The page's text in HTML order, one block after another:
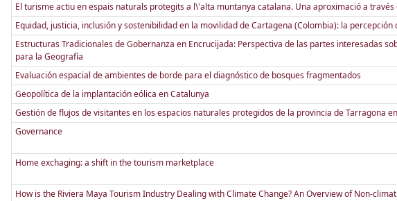
El turisme actiu en espais naturals protegits a l\'alta muntanya catalana. Una aproximació a través
Equidad, justicia, inclusión y sostenibilidad en la movilidad de Cartagena (Colombia): la
Estructuras Tradicionales de Gobernanza en Encrucijada: Perspectiva de las partes interesadas
para la Geografía
Evaluación espacial de ambientes de borde para el diagnóstico de bosques fragmentados
Geopolítica de la implantación eólica en Catalunya
Gestión de flujos de visitantes en los espacios naturales protegidos de la provincia de Tarragona
Governance
Home exchaging: a shift in the tourism marketplace
How is the Riviera Maya Tourism Industry Dealing with Climate Change? An Overview of Non-